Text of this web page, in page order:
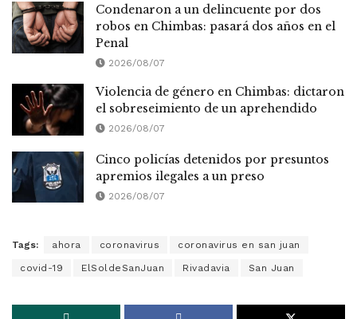
Condenaron a un delincuente por dos
robos en Chimbas: pasará dos años en el
Penal
2026/08/07
Violencia de género en Chimbas: dictaron
el sobreseimiento de un aprehendido
2026/08/07
Cinco policías detenidos por presuntos
apremios ilegales a un preso
2026/08/07
Tags: ahora coronavirus coronavirus en san juan
covid-19 ElSoldeSanJuan Rivadavia San Juan